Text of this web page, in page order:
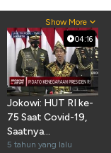
Show More
04:16
Jokowi: HUT RI ke-
75 Saat Covid-19,
Saatnya
Bertransformasi
5 tahun yang lalu